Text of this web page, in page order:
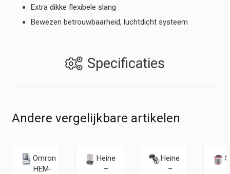
Extra dikke flexibele slang
Bewezen betrouwbaarheid, luchtdicht systeem
Specificaties
Andere vergelijkbare artikelen
Omron
HEM-
Heine
–
Heine
–